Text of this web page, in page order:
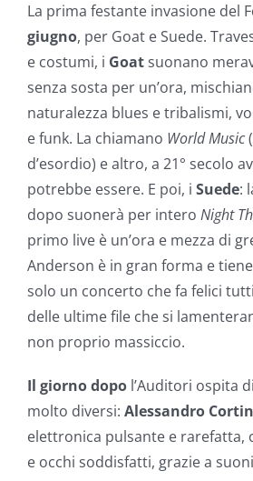
La prima festante invasione del
giugno, per Goat e Suede.
e costumi, i Goatsuonano
senza sosta per un’ora,
naturalezza blues e tribalismi,
e funk. La chiamano World Music
d’esordio) e altro, a 21° secolo
potrebbe essere. E poi, i Suede:
dopo suonerà per intero Night
primo live è un’ora e mezza di
Anderson è in gran forma e
solo un concerto che fa felici
delle ultime file che si
non proprio massiccio.
Il giorno dopo l’Auditori ospita
molto diversi: Alessandro
elettronica pulsante e rarefatta,
e occhi soddisfatti, grazie a